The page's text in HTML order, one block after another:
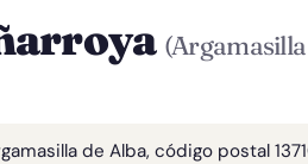
de Alba, código postal